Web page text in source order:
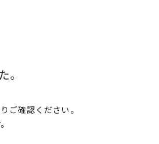
。
ご確認ください。